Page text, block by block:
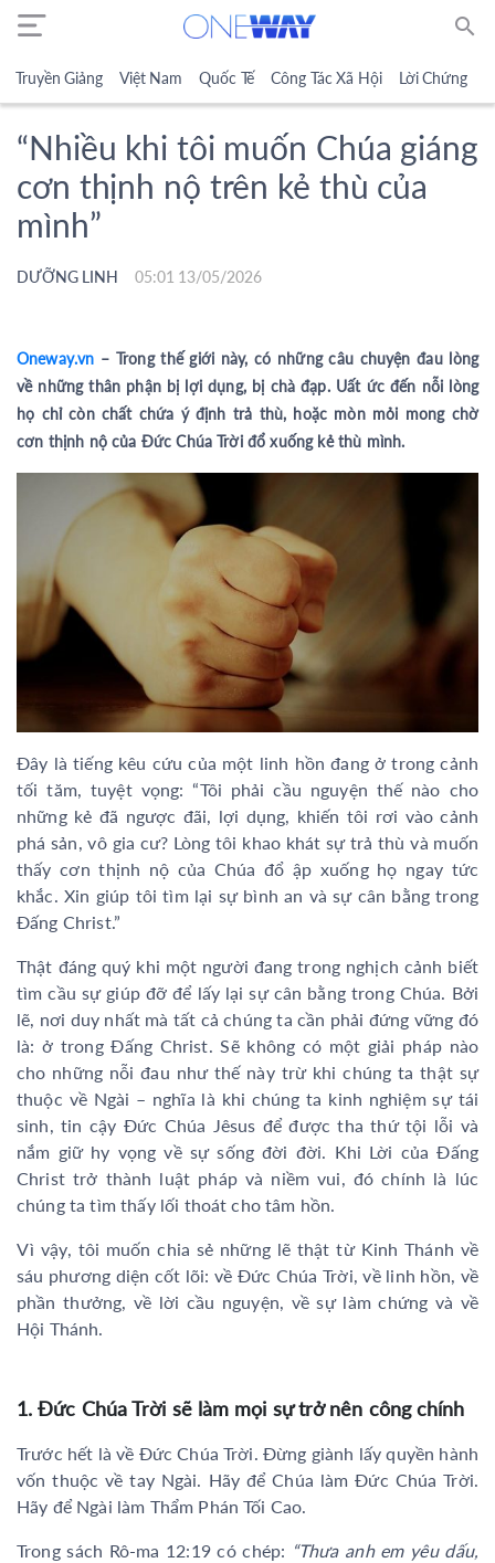
search
Truyền Giảng Việt Nam Quốc Tế Công Tác Xã Hội Lời Chứng
“Nhiều khi tôi muốn Chúa giáng
cơn thịnh nộ trên kẻ thù của
mình”
DƯỠNG LINH 05:01 13/05/2026
Oneway.vn – Trong thế giới này, có những câu chuyện đau lòng
về những thân phận bị lợi dụng, bị chà đạp. Uất ức đến nỗi lòng
họ chỉ còn chất chứa ý định trả thù, hoặc mòn mỏi mong chờ
cơn thịnh nộ của Đức Chúa Trời đổ xuống kẻ thù mình.
Đây là tiếng kêu cứu của một linh hồn đang ở trong cảnh
tối tăm, tuyệt vọng: “Tôi phải cầu nguyện thế nào cho
những kẻ đã ngược đãi, lợi dụng, khiến tôi rơi vào cảnh
phá sản, vô gia cư? Lòng tôi khao khát sự trả thù và muốn
thấy cơn thịnh nộ của Chúa đổ ập xuống họ ngay tức
khắc. Xin giúp tôi tìm lại sự bình an và sự cân bằng trong
Đấng Christ.”
Thật đáng quý khi một người đang trong nghịch cảnh biết
tìm cầu sự giúp đỡ để lấy lại sự cân bằng trong Chúa. Bởi
lẽ, nơi duy nhất mà tất cả chúng ta cần phải đứng vững đó
là: ở trong Đấng Christ. Sẽ không có một giải pháp nào
cho những nỗi đau như thế này trừ khi chúng ta thật sự
thuộc về Ngài – nghĩa là khi chúng ta kinh nghiệm sự tái
sinh, tin cậy Đức Chúa Jêsus để được tha thứ tội lỗi và
nắm giữ hy vọng về sự sống đời đời. Khi Lời của Đấng
Christ trở thành luật pháp và niềm vui, đó chính là lúc
chúng ta tìm thấy lối thoát cho tâm hồn.
Vì vậy, tôi muốn chia sẻ những lẽ thật từ Kinh Thánh về
sáu phương diện cốt lõi: về Đức Chúa Trời, về linh hồn, về
phần thưởng, về lời cầu nguyện, về sự làm chứng và về
Hội Thánh.
1. Đức Chúa Trời sẽ làm mọi sự trở nên công chính
Trước hết là về Đức Chúa Trời. Đừng giành lấy quyền hành
vốn thuộc về tay Ngài. Hãy để Chúa làm Đức Chúa Trời.
Hãy để Ngài làm Thẩm Phán Tối Cao.
Trong sách Rô-ma 12:19 có chép: “Thưa anh em yêu dấu,